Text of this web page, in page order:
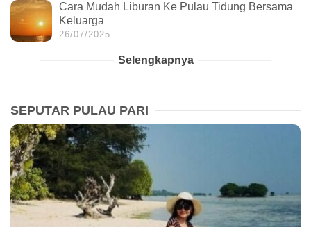
Cara Mudah Liburan Ke Pulau Tidung Bersama
Keluarga
26/07/2025
Selengkapnya
SEPUTAR PULAU PARI